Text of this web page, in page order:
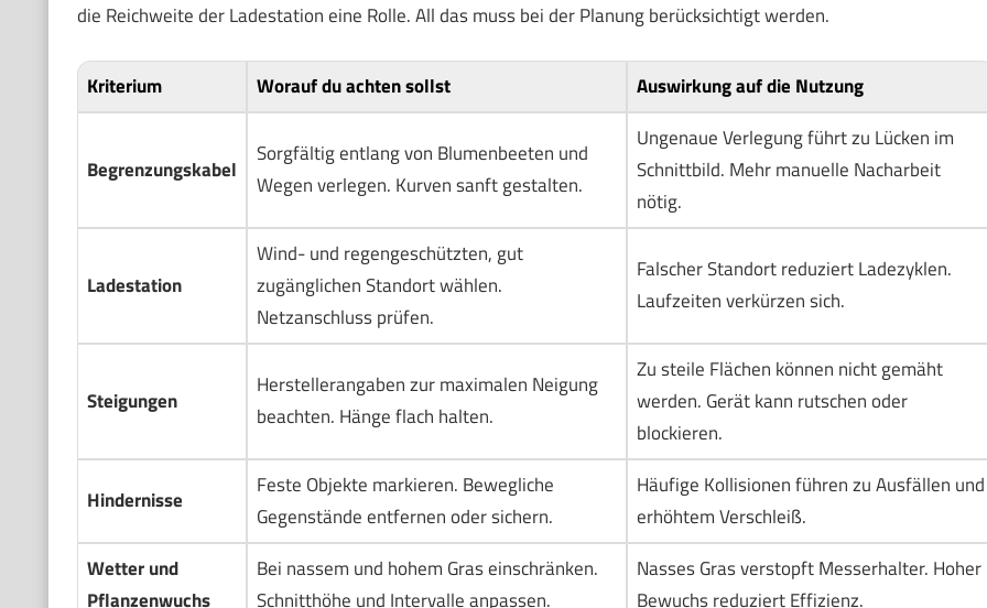
die Reichweite der Ladestation eine Rolle. All das muss bei der Planung berücksichtigt werden.
Kriterium Worauf du achten sollst Auswirkung auf die Nutzung
Begrenzungskabel
Sorgfältig entlang von Blumenbeeten und
Wegen verlegen. Kurven sanft gestalten.
Ungenaue Verlegung führt zu Lücken im
Schnittbild. Mehr manuelle Nacharbeit
nötig.
Ladestation
Wind- und regengeschützten, gut
zugänglichen Standort wählen.
Netzanschluss prüfen.
Falscher Standort reduziert Ladezyklen.
Laufzeiten verkürzen sich.
Steigungen
Herstellerangaben zur maximalen Neigung
beachten. Hänge flach halten.
Zu steile Flächen können nicht gemäht
werden. Gerät kann rutschen oder
blockieren.
Hindernisse
Feste Objekte markieren. Bewegliche
Gegenstände entfernen oder sichern.
Häufige Kollisionen führen zu Ausfällen und
erhöhtem Verschleiß.
Wetter und
Pflanzenwuchs
Bei nassem und hohem Gras einschränken.
Schnitthöhe und Intervalle anpassen.
Nasses Gras verstopft Messerhalter. Hoher
Bewuchs reduziert Effizienz.